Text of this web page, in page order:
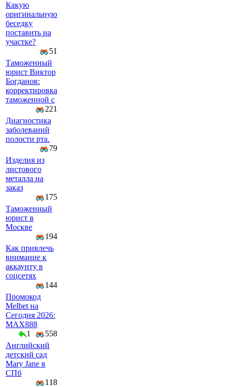
Какую
оригинальную
беседку
поставить на
участке?
51
Таможенный
юрист Виктор
Богданов:
корректировка
таможенной с
221
Диагностика
заболеваний
полости рта.
79
Изделия из
листового
металла на
заказ
175
Таможенный
юрист в
Москве
194
Как привлечь
внимание к
аккаунту в
соцсетях
144
Промокод
Melbet на
Сегодня 2026:
MAX888
1
558
Английский
детский сад
Mary Jane в
СПб
118